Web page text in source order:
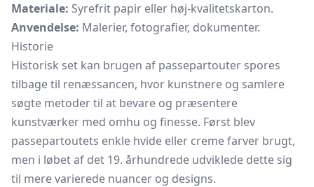
Materiale: Syrefrit papir eller høj-kvalitetskarton.
Anvendelse: Malerier, fotografier, dokumenter.
Historie
Historisk set kan brugen af passepartouter spores
tilbage til renæssancen, hvor kunstnere og samlere
søgte metoder til at bevare og præsentere
kunstværker med omhu og finesse. Først blev
passepartoutets enkle hvide eller creme farver brugt,
men i løbet af det 19. århundrede udviklede dette sig
til mere varierede nuancer og designs.